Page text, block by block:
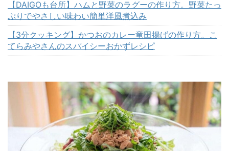
【DAIGOも台所】ハムと野菜のラグーの作り方。野菜たっ
ぷりでやさしい味わい簡単洋風煮込み
【3分クッキング】かつおのカレー竜田揚げの作り方。こ
てらみやさんのスパイシーおかずレシピ